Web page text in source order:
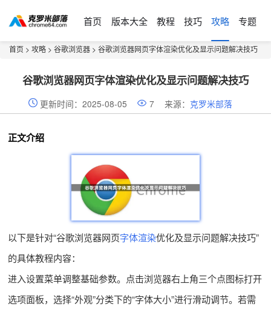
首页 版本大全 教程 技巧 攻略 专题
首页 > 攻略 > 谷歌浏览器 > 谷歌浏览器网页字体渲染优化及显示问题解决技巧
谷歌浏览器网页字体渲染优化及显示问题解决技巧
更新时间：2025-08-05 7 来源： 克罗米部落
正文介绍
以下是针对“谷歌浏览器网页字体渲染优化及显示问题解决技巧”
的具体教程内容：
进入设置菜单调整基础参数。点击浏览器右上角三个点图标打开
选项面板，选择“外观”分类下的“字体大小”进行滑动调节。若需